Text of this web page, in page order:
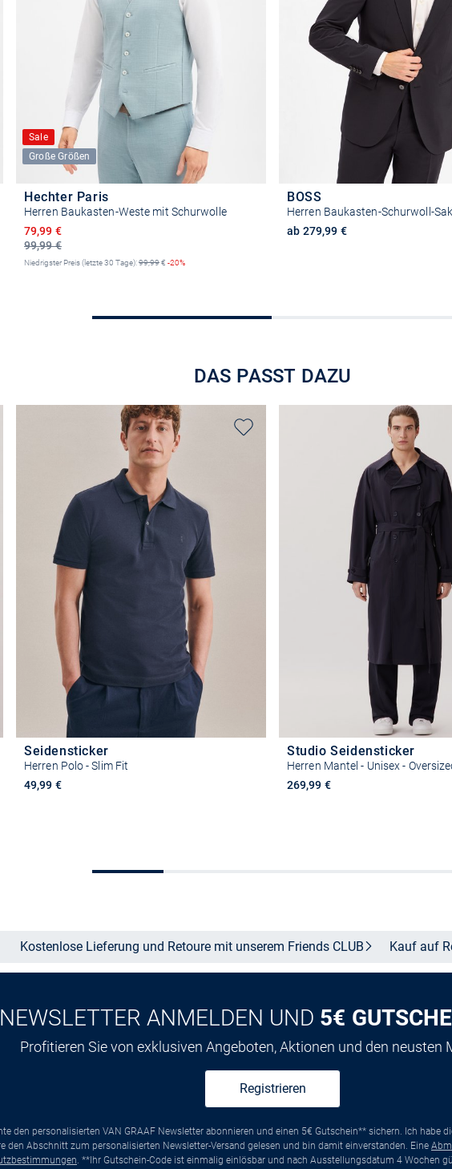
Sale
Große Größen
Hechter Paris
Herren Baukasten-Weste mit Schurwolle
99,99 €
Ermäßigter Preis
79,99 €
Niedrigster Preis (letzte 30 Tage):99,99€ -20%
BOSS
ab 279,99 €
DAS PASST DAZU
Seidensticker
Herren Polo - Slim Fit
49,99 €
Größe auswählen
Studio Seidensticker
Herren Mantel - Unisex -
269,99 €
Kostenlose Lieferung und Retoure mit unserem Friends CLUB Kauf auf
ANMELDEN UND 5€
Profitieren Sie von exklusiven Angeboten, Aktionen und den neusten
Registrieren
den personalisierten VAN GRAAF Newsletter abonnieren und einen 5€ Gutschein** sichern. Ich habe
den Abschnitt zum personalisierten Newsletter-Versand gelesen und bin damit einverstanden. Eine
. **Ihr Gutschein-Code ist einmalig einlösbar und nach Ausstellungsdatum 4 Wochen